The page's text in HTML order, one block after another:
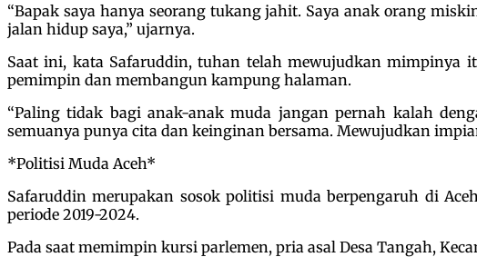
“Bapak saya hanya seorang tukang jahit. Saya anak orang
jalan hidup saya,” ujarnya.
Saat ini, kata Safaruddin, tuhan telah mewujudkan mimpinya
pemimpin dan membangun kampung halaman.
“Paling tidak bagi anak-anak muda jangan pernah kalah
semuanya punya cita dan keinginan bersama. Mewujudkan
*Politisi Muda Aceh*
Safaruddin merupakan sosok politisi muda berpengaruh di
periode 2019-2024.
Pada saat memimpin kursi parlemen, pria asal Desa Tangah,